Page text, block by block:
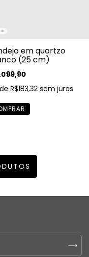
em quartzo
(25 cm)
R$183,32 sem juros